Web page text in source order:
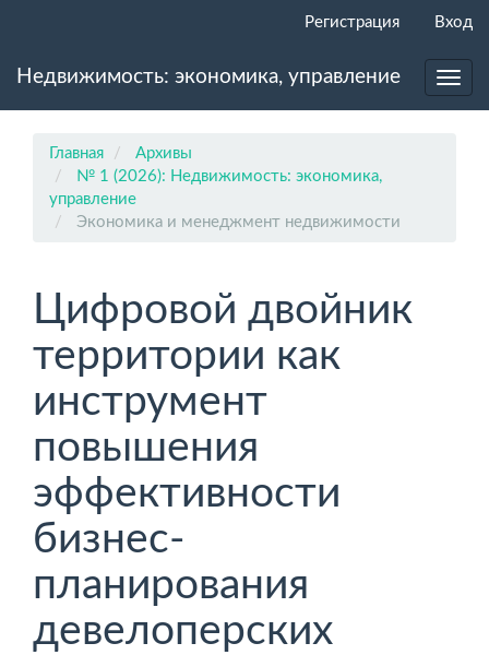
Основное
панель
Регистрация Вход
Недвижимость: экономика, управление
Главная
Архивы
№ 1 (2026): Недвижимость: экономика,
управление
Экономика и менеджмент недвижимости
Цифровой двойник
территории как
инструмент
повышения
эффективности
бизнес-
планирования
девелоперских